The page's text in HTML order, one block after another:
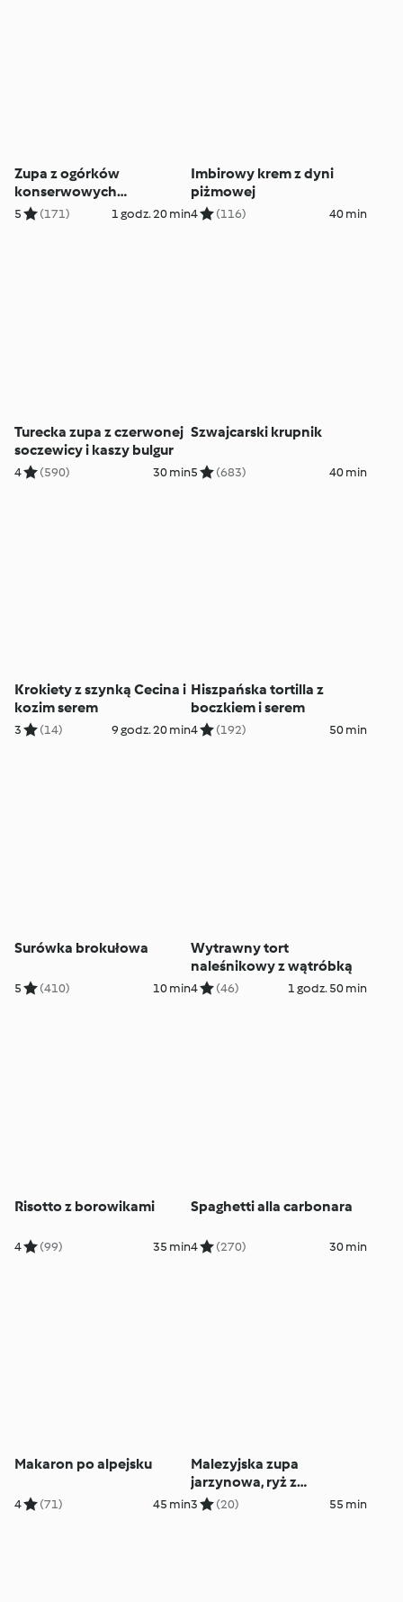
Zupa z ogórków
konserwowych
(Rassolnik)
5 (171) 1 godz. 20 min
Imbirowy krem z dyni
piżmowej
4 (116) 40 min
Turecka zupa z czerwonej
soczewicy i kaszy bulgur
4 (590) 30 min
Szwajcarski krupnik
5 (683) 40 min
Krokiety z szynką Cecina i
kozim serem
3 (14) 9 godz. 20 min
Hiszpańska tortilla z
boczkiem i serem
4 (192) 50 min
Surówka brokułowa
5 (410) 10 min
Wytrawny tort
naleśnikowy z wątróbką
4 (46) 1 godz. 50 min
Risotto z borowikami
4 (99) 35 min
Spaghetti alla carbonara
4 (270) 30 min
Makaron po alpejsku
4 (71) 45 min
Malezyjska zupa
jarzynowa, ryż z
kurczakiem, wytrawny
3 (20) 55 min